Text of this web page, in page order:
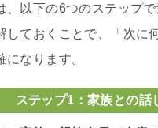
、以下の6つのステップ
しておくことで、「次に
になります。
ステップ1：家族との話